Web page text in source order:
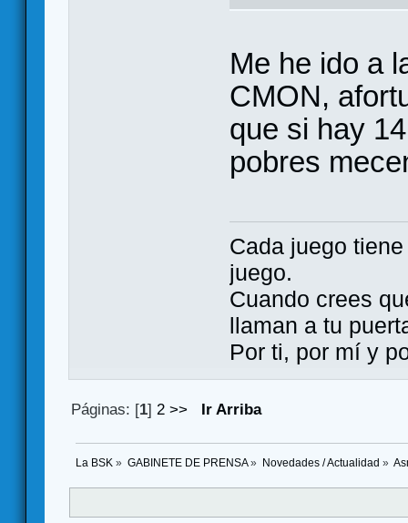
Me he ido a
CMON,
que si hay
pobres
Cada juego
juego.
Cuando crees
llaman a tu
Por ti, por mí y
Páginas: [1]2 >> Ir Arriba
La BSK » GABINETE DE PRENSA» Novedades / Actualidad »